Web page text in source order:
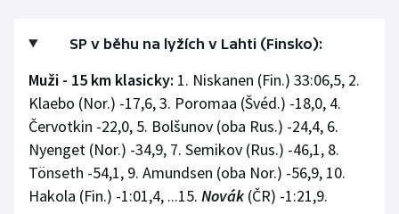
SP v běhu na lyžích v Lahti (Finsko):
Muži - 15 km klasicky: 1. Niskanen (Fin.) 33:06,5, 2.
Klaebo (Nor.) -17,6, 3. Poromaa (Švéd.) -18,0, 4.
Červotkin -22,0, 5. Bolšunov (oba Rus.) -24,4, 6.
Nyenget (Nor.) -34,9, 7. Semikov (Rus.) -46,1, 8.
Tönseth -54,1, 9. Amundsen (oba Nor.) -56,9, 10.
Hakola (Fin.) -1:01,4, ...15. Novák (ČR) -1:21,9.